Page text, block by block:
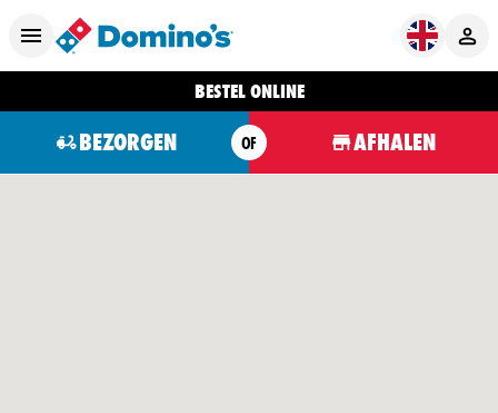
BESTEL ONLINE
BEZORGEN OF AFHALEN